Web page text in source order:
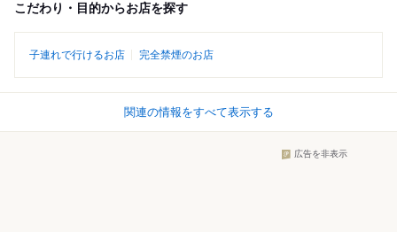
こだわり・目的からお店を探す
子連れで行けるお店 完全禁煙のお店
関連の情報をすべて表示する
広告を非表示